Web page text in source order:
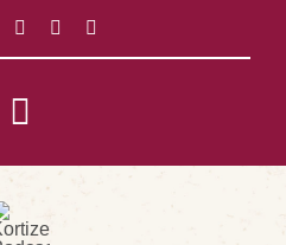
Toggle
Navigation
Impressum